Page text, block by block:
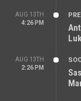
AUG 13TH
4:26 PM
AUG 13TH
2:26 PM